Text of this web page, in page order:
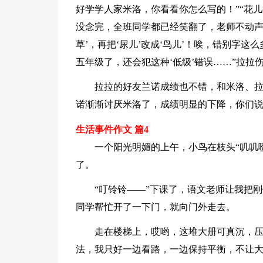
好学学人家米洛，你看看你怎么写的！”“
没念完，全班同学都已经笑翻了，老师不动声
草’，再把‘尿儿’改成‘鸟儿’！唉，错别字这
五年级了，还会犯这种‘低级’错误……”拉拉
拉拉的好友兰诺成绩也不错，和米洛、
诺渐渐讨厌米洛了，成绩明显的下降，你们
生活事件作文 篇4
一个阳光明媚的上午，小鸟在枝头“叽
了。
“叮铃铃——”下课了，语文老师让我把
同学帮忙开了一下门，就向门外走去。
走在楼梯上，哎哟，这堆大册可真沉，
法，我只好一边看路，一边保持平衡，不让